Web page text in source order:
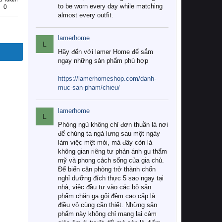
0
to be worn every day while matching
almost every outfit.
L
lamerhome
Hãy đến với lamer Home để sắm
ngay những sản phẩm phù hợp
https://lamerhomeshop.com/danh-
muc-san-pham/chieu/
L
lamerhome
Phòng ngủ không chỉ đơn thuần là nơi
để chúng ta ngả lưng sau một ngày
làm việc mệt mỏi, mà đây còn là
không gian riêng tư phản ánh gu thẩm
mỹ và phong cách sống của gia chủ.
Để biến căn phòng trở thành chốn
nghỉ dưỡng đích thực 5 sao ngay tại
nhà, việc đầu tư vào các bộ sản
phẩm chăn ga gối đệm cao cấp là
điều vô cùng cần thiết. Những sản
phẩm này không chỉ mang lại cảm